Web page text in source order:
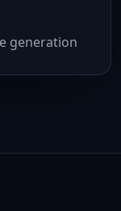
generation